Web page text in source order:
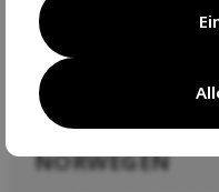
Silhouette
. Ein
Produkt, bei dem wir den
Tragekomfort
verwenden.
SCHÖNHEIT
NORWEGEN